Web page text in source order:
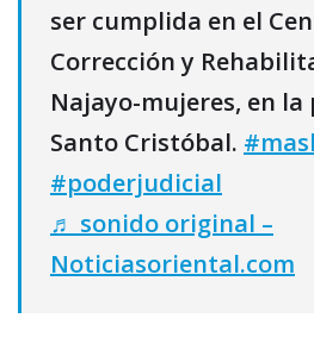
ser cumplida en el
Corrección y
Najayo-mujeres, en
Santo Cristóbal.
#poderjudicial
♬ sonido original –
Noticiasoriental.com